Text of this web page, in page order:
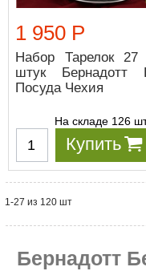
1 950 Р
Набор Тарелок
штук Бернадотт
Посуда Чехия
На складе 126
Купить
1-27 из 120 шт
Бернадотт